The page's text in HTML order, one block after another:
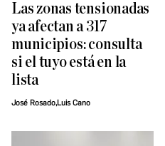
Las zonas tensionadas
ya afectan a 317
municipios: consulta
si el tuyo está en la
lista
José Rosado,Luis Cano